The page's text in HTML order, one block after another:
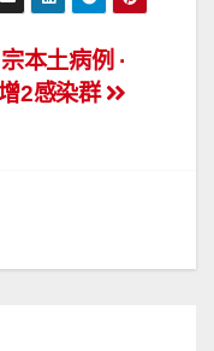
本土病例 ·
2感染群